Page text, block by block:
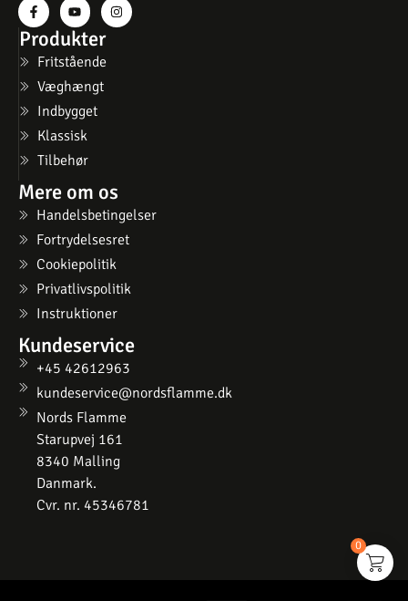
0
Produkter
Fritstående
Væghængt
Indbygget
Klassisk
Tilbehør
Mere om os
Handelsbetingelser
Fortrydelsesret
Cookiepolitik
Privatlivspolitik
Instruktioner
Kundeservice
+45 42612963
kundeservice@nordsflamme.dk
Nords Flamme
Starupvej 161
8340 Malling
Danmark.
Cvr. nr. 45346781